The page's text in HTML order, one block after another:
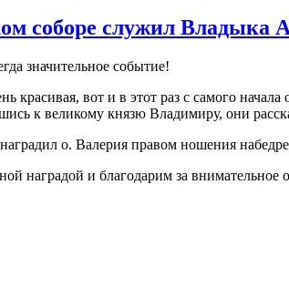
соборе служил Владыка
значительное событие!
красивая, вот и в этот раз с самого
к великому князю Владимиру, они
о. Валерия правом ношения
наградой и благодарим за